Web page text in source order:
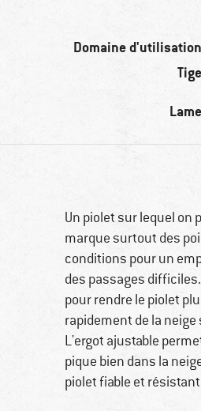
Domaine
Un piolet sur lequel on
marque surtout des
conditions pour un
des passages
pour rendre le piolet
rapidement de la neige
L'ergot ajustable
pique bien dans la
piolet fiable et